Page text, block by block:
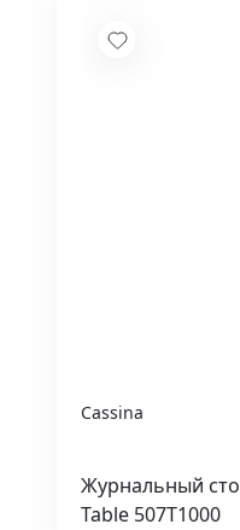
Cassina
Журнальный
Table 507T1000